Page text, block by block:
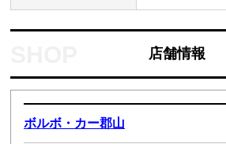
店舗情報
ボルボ・カー郡山